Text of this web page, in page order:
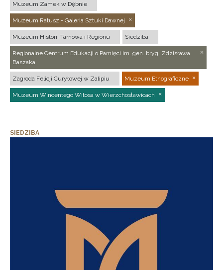
Muzeum Zamek w Dębnie
Muzeum Ratusz - Galeria Sztuki Dawnej
Muzeum Historii Tarnowa i Regionu Siedziba
Regionalne Centrum Edukacji o Pamięci im. gen. bryg. Zdzisława
Baszaka
Zagroda Felicji Curyłowej w Zalipiu Muzeum Etnograficzne
Muzeum Wincentego Witosa w Wierzchosławicach
SIEDZIBA